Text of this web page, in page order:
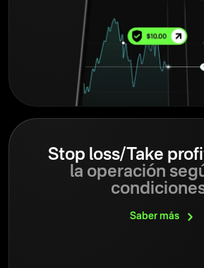
Stop loss/Take
la operación
Sabermás